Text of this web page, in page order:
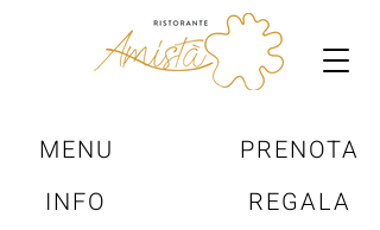
PRENOTA
MENU
INFO
REGALA